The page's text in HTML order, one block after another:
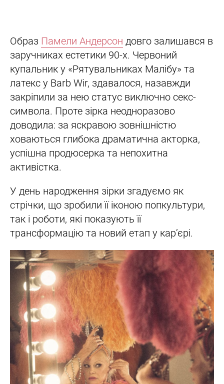
Образ Памели Андерсон довго залишався в
заручниках естетики 90-х. Червоний
купальник у «Рятувальниках Малібу» та
латекс у Barb Wir, здавалося, назавжди
закріпили за нею статус виключно секс-
символа. Проте зірка неодноразово
доводила: за яскравою зовнішністю
ховаються глибока драматична акторка,
успішна продюсерка та непохитна
активістка.
У день народження зірки згадуємо як
стрічки, що зробили її іконою попкультури,
так і роботи, які показують її
трансформацію та новий етап у кар’єрі.